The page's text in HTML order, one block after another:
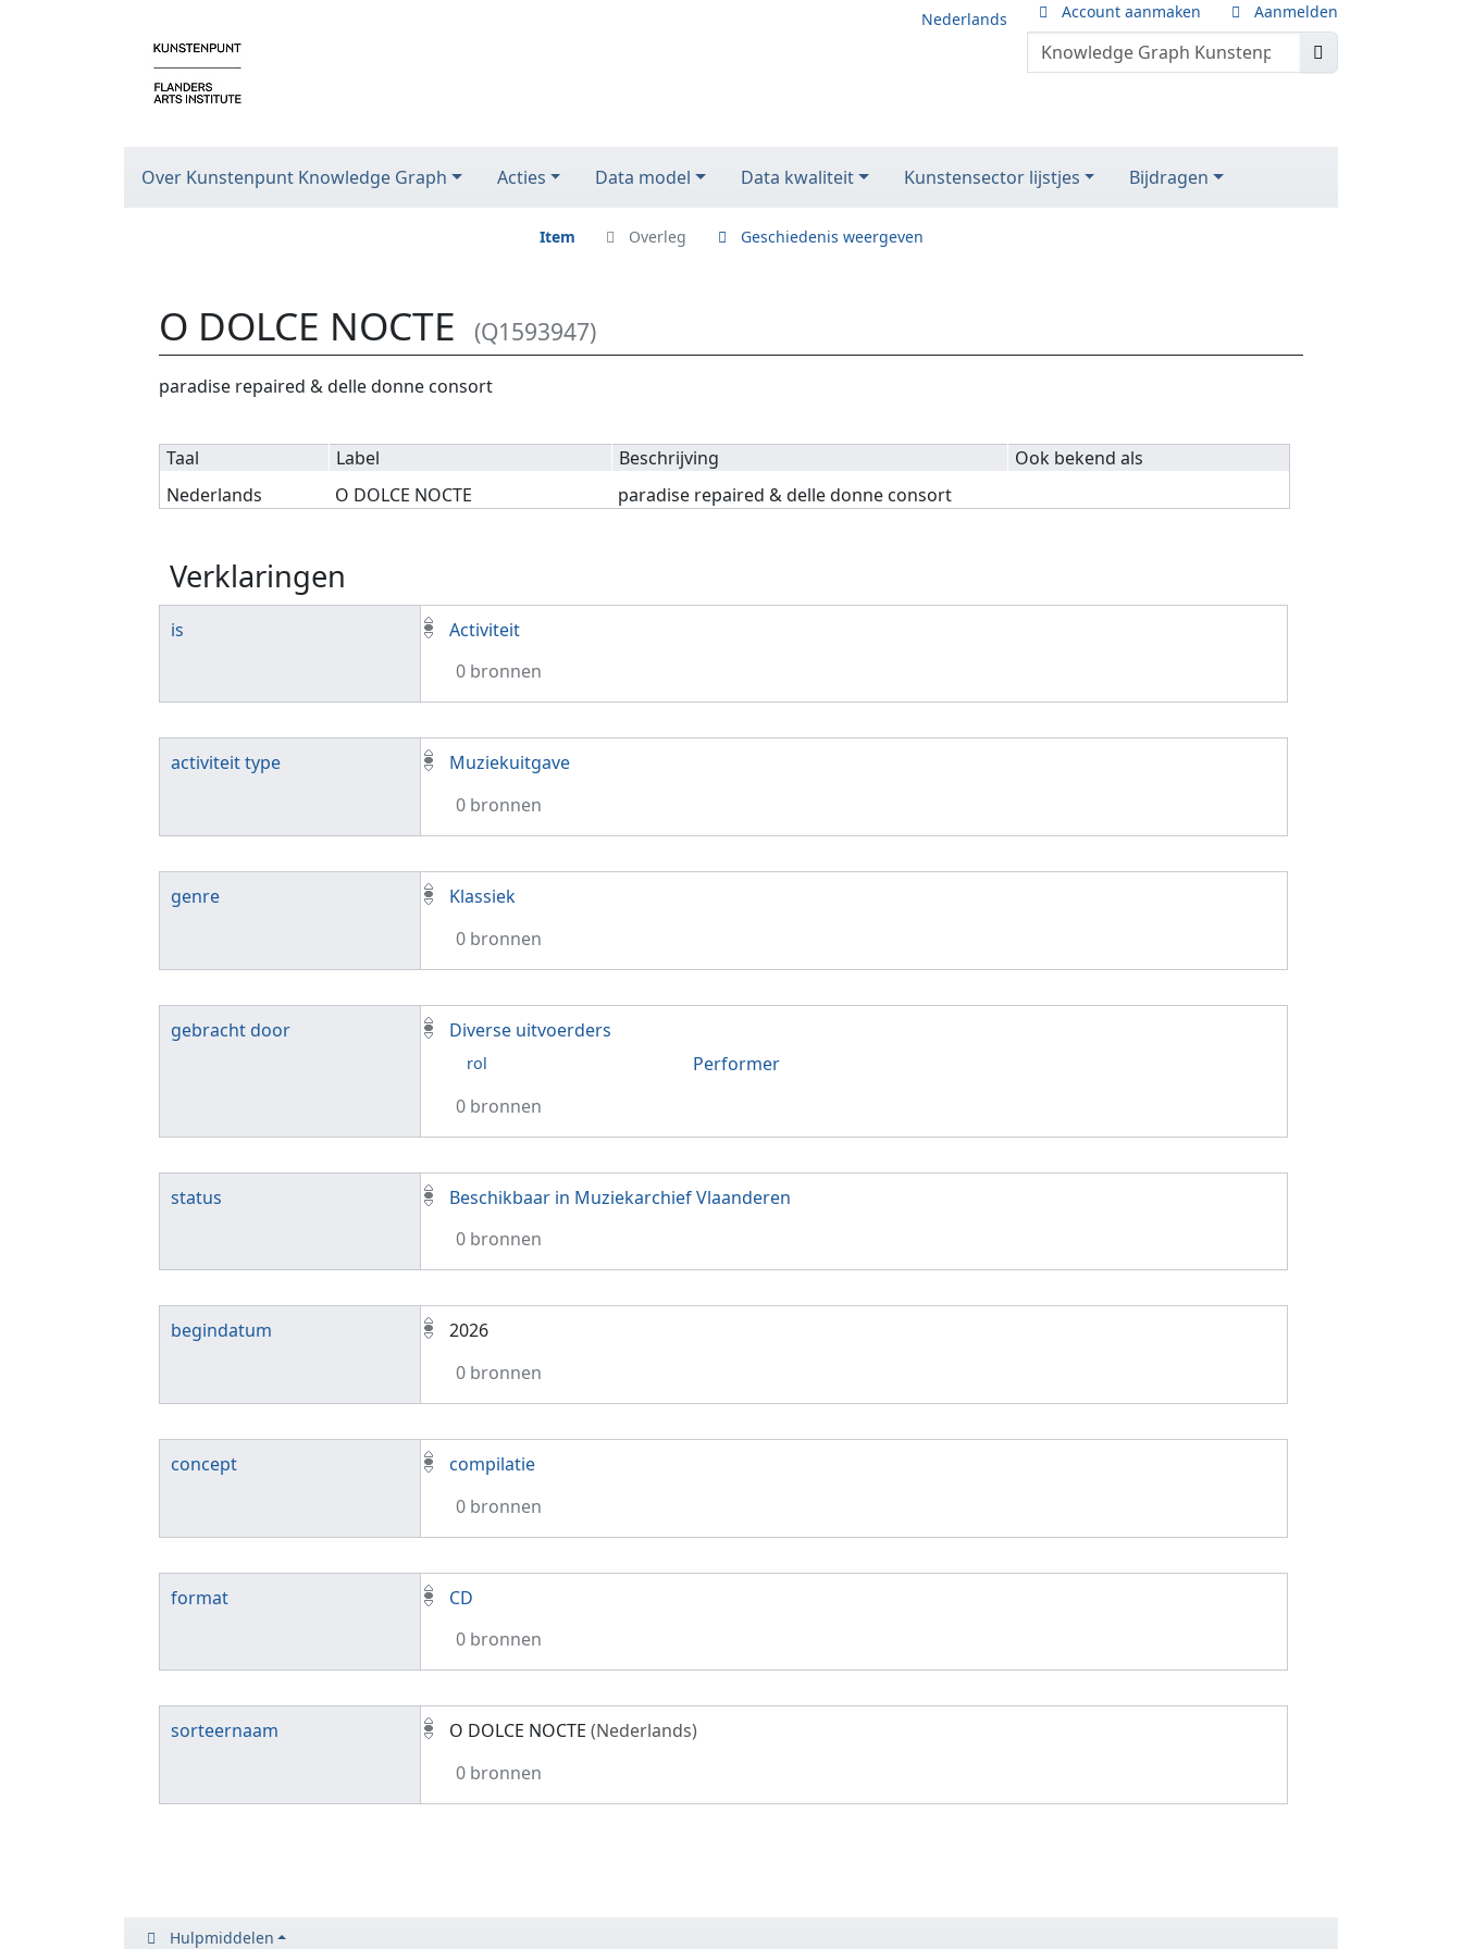
Nederlands Account aanmaken Aanmelden
Over Kunstenpunt Knowledge Graph Acties Data model Data kwaliteit Kunstensector lijstjes Bijdragen
Item Overleg Geschiedenis weergeven
O DOLCE NOCTE (Q1593947)
Ga naar:navigatie,zoeken
paradise repaired & delle donne consort
Taal Label Beschrijving
Ook bekend als
Nederlands
O DOLCE NOCTE paradise repaired & delle donne consort
Verklaringen
is
Activiteit
0 bronnen
activiteit type
Muziekuitgave
0 bronnen
genre
Klassiek
0 bronnen
gebracht door Diverse uitvoerders
rol
Performer
0 bronnen
status
Beschikbaar in Muziekarchief Vlaanderen
0 bronnen
begindatum
2026
0 bronnen
concept
compilatie
0 bronnen
format
CD
0 bronnen
sorteernaam O DOLCE NOCTE (Nederlands)
0 bronnen
Hulpmiddelen